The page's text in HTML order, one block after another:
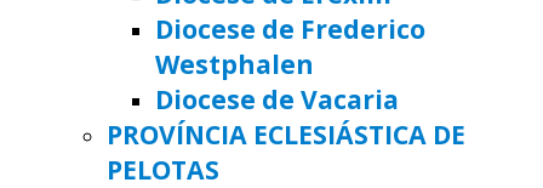
Diocese de Frederico
Westphalen
Diocese de Vacaria
PROVÍNCIA ECLESIÁSTICA DE
PELOTAS